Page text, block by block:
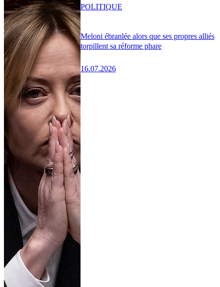
Meloni ébranlée alors que ses propres alliés
torpillent sa réforme phare
16.07.2026
POLITIQUE